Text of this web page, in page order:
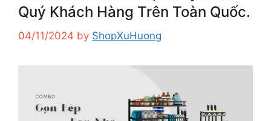
Quý Khách Hàng Trên Toàn Quốc.
04/11/2024 by ShopXuHuong